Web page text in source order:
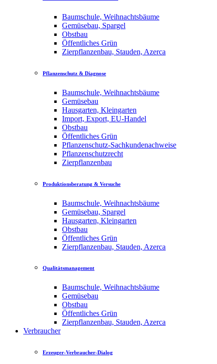
Baumschule, Weihnachtsbäume
Gemüsebau, Spargel
Obstbau
Öffentliches Grün
Zierpflanzenbau, Stauden, Azerca
Pflanzenschutz & Diagnose
Baumschule, Weihnachtsbäume
Gemüsebau
Hausgarten, Kleingarten
Import, Export, EU-Handel
Obstbau
Öffentliches Grün
Pflanzenschutz-Sachkundenachweise
Pflanzenschutzrecht
Zierpflanzenbau
Produktionsberatung & Versuche
Baumschule, Weihnachtsbäume
Gemüsebau, Spargel
Hausgarten, Kleingarten
Obstbau
Öffentliches Grün
Zierpflanzenbau, Stauden, Azerca
Qualitätsmanagement
Baumschule, Weihnachtsbäume
Gemüsebau
Obstbau
Öffentliches Grün
Zierpflanzenbau, Stauden, Azerca
Verbraucher
Erzeuger-Verbraucher-Dialog